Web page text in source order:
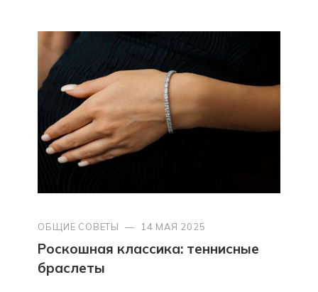
ОБЩИЕ СОВЕТЫ — 14 МАЯ 2025
Роскошная классика: теннисные
браслеты